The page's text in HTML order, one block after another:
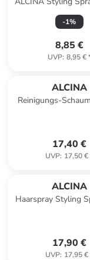
200 ml
-1%
8,85 €
UVP: 8,95 €
ALCINA
Reinigungs-
17,40 €
UVP: 17,50 €
ALCINA
Haarspray Styling
17,90 €
UVP: 17,95 €